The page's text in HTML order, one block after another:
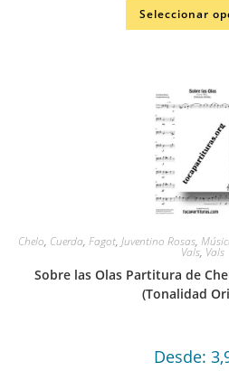
Seleccionar
Chelo, Cuerda, Fagot, Juventino Rosas,
Vals, Vals
Sobre las Olas Partitura de
(Tonalidad
Desde: